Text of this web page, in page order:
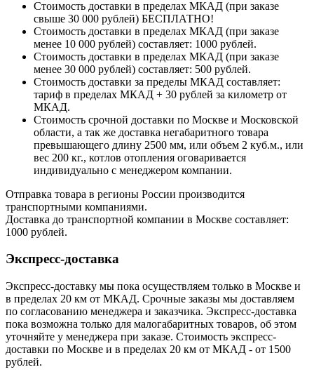
Стоимость доставки в пределах МКАД (при заказе
свыше 30 000 рублей) БЕСПЛАТНО!
Стоимость доставки в пределах МКАД (при заказе
менее 10 000 рублей) составляет: 1000 рублей.
Стоимость доставки в пределах МКАД (при заказе
менее 30 000 рублей) составляет: 500 рублей.
Стоимость доставки за пределы МКАД составляет:
тариф в пределах МКАД + 30 рублей за километр от
МКАД.
Стоимость срочной доставки по Москве и Московской
области, а так же доставка негабаритного товара
превышающего длину 2500 мм, или объем 2 куб.м., или
вес 200 кг., котлов отопления оговаривается
индивидуально с менеджером компании.
Отправка товара в регионы России производится
транспортными компаниями.
Доставка до транспортной компании в Москве составляет:
1000 рублей.
Экспресс-доставка
Экспресс-доставку мы пока осуществляем только в Москве и
в пределах 20 км от МКАД. Срочные заказы мы доставляем
по согласованию менеджера и заказчика. Экспресс-доставка
пока возможна только для малогабаритных товаров, об этом
уточняйте у менеджера при заказе. Стоимость экспресс-
доставки по Москве и в пределах 20 км от МКАД - от 1500
рублей.